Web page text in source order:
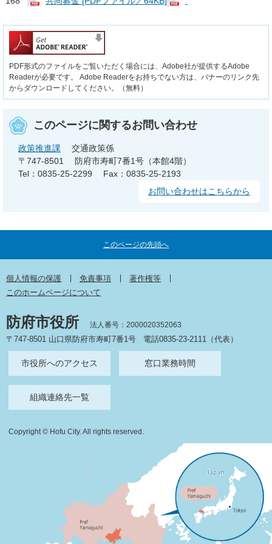
PDF形式のファイルをご覧いただく場合には、Adobe社が提供するAdobe
Readerが必要です。
Adobe Readerをお持ちでない方は、バナーのリンク先
からダウンロードしてください。（無料）
このページに関するお問い合わせ
政策推進課
交通政策係
〒747-8501
防府市寿町7番1号（本館4階）
Tel：0835-25-2299
Fax：0835-25-2193
お問い合わせはこちらから
このページの先頭へ
個人情報の保護 免責事項
著作権等
このホームページについて
防府市役所 法人番号：2000020352063
〒747-8501 山口県防府市寿町7番1号 電話0835-23-2111（代表）
市役所へのアクセス 窓口業務時間
組織連絡先一覧
Copyright © Hofu City. All rights reserved.